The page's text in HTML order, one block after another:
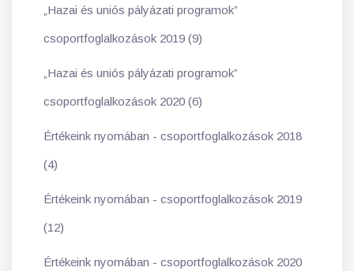
„Hazai és uniós pályázati programok”
csoportfoglalkozások 2019 (9)
„Hazai és uniós pályázati programok”
csoportfoglalkozások 2020 (6)
Értékeink nyomában - csoportfoglalkozások 2018
(4)
Értékeink nyomában - csoportfoglalkozások 2019
(12)
Értékeink nyomában - csoportfoglalkozások 2020